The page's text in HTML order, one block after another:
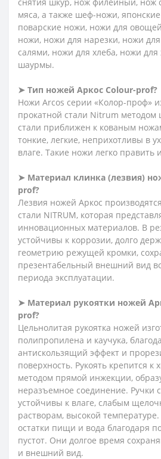
мяса, а также шеф-ножи,
поварские ножи, ножи для
ножи, ножи для нарезки, ножи
салями, ножи для хлеба, ножи
шаурмы.
➤ Тип ножей Аркос Сolour-prof?
Ножи Arcos серии «Колор-проф»
прокатной стали Nitrum методом
стали приближен к кованым
тонкие, легкие, неприхотливы в
влаге. Такие ножи легко править
➤ Материал клинка (лезвия)
prof?
Лезвия ножей Аркос
стали NITRUM, которая
инновационных материалов. В
устойчивы к коррозии, долго
геометрию режущей кромки,
презентабельный внешний вид
периода эксплуатации.
➤ Материал рукоятки ножей
prof?
Цельнолитая рукоятка ножей
полипропилена и каучука,
антискользящий эффект и
поверхность. Рукоять крепится к
методом прямой инжекции,
неразъемное соединение. Ручки
устойчивы к влаге, слабым
растворам, высокой
остатки пищи и вода благодаря
пустот. Они долгое время
и внешний вид.